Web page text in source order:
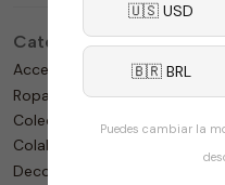
Categorías
Accesorios
Ropa
Colección
Colaboraciones
Decoración
🇺🇸 USD
🇧🇷 BRL
Puedes cambiar la